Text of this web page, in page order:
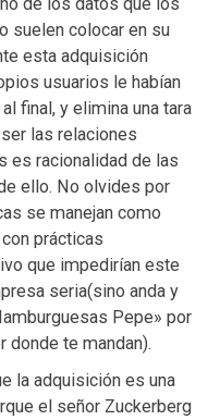
suelen colocar en su
esta adquisición
usuarios le habían
final, y elimina una tara
las relaciones
es racionalidad de las
ello. No olvides por
se manejan como
prácticas
que impedirían este
seria(sino anda y
Pepe» por
donde te mandan).
la adquisición es una
el señor Zuckerberg